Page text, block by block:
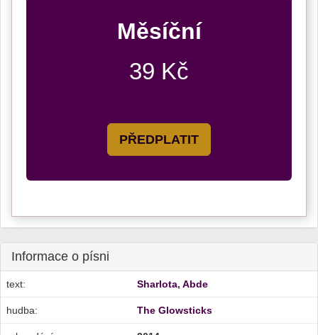
Měsíční
39 Kč
PŘEDPLATIT
Informace o písni
text: Sharlota, Abde
hudba: The Glowsticks